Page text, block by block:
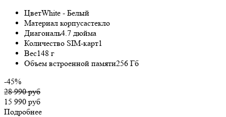
ЦветWhite - Белый
Материал корпусастекло
Диагональ4.7 дюйма
Количество SIM-карт1
Вес148 г
Объем встроенной памяти256 Гб
-45%
28 990 руб
15 990 руб
Подробнее